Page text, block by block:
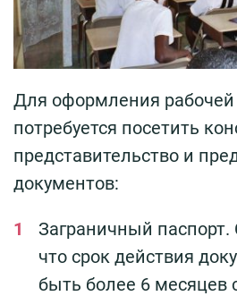
Для оформления
потребуется посетить
представительство и
документов:
Заграничный паспорт.
что срок действия
быть более 6 месяцев